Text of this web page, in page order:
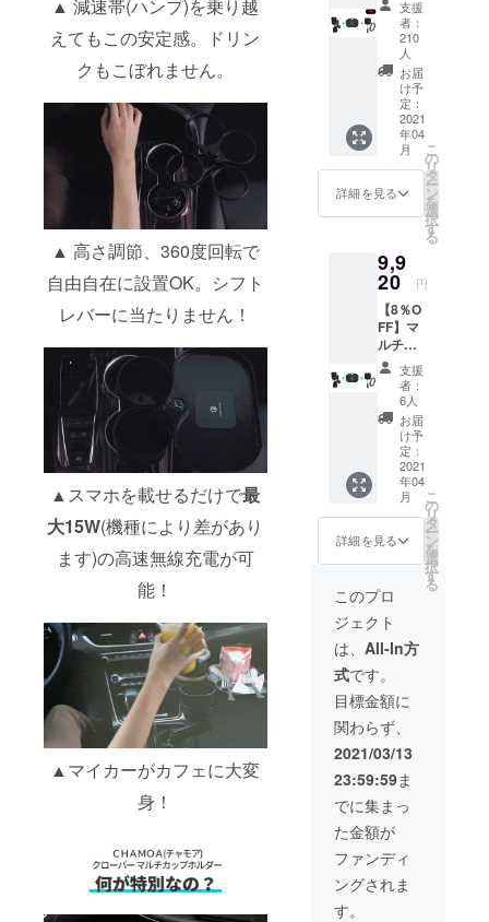
▲ 減速帯(ハンプ)を乗り越
えてもこの安定感。ドリン
クもこぼれません。
▲ 高さ調節、360度回転で
自由自在に設置OK。シフト
レバーに当たりません！
▲スマホを載せるだけで最
大15W(機種により差があり
ます)の高速無線充電が可
能！
▲マイカーがカフェに大変
身！
拒否な
ど、お
客様都
合によ
る再配
送の際
の配送
料はお
客様に
ご負担
きま
す。
8,480円
※本リ
ターン
にはワ
イヤレ
ス充電
パッド
が入っ
ていま
せん。
充電で
の誤入
力や長
期不
在、受
け取り
拒否な
ど、お
客様都
合によ
る再配
送の際
の配送
料はお
客様に
ご負担
きま
す。
ホル
ダー＋
テーブ
ル＋充
電パッ
ト内容
■FIX
BODY ■
カップ
ホル
トレイ4
個 ■
テーブ
ル1個 ■
高速ワ
イヤレ
ス充電
パッド
１個 ■C
タイプ
ケーブ
ル１個
・一般
販売予
定価
格：
10,800
定500個
★住所
力や長
期不
在、受
け取り
拒否な
ど、お
客様都
合によ
送の際
の配送
料はお
客様に
ご負担
いただ
きま
支援
者：
210
人
お届
け予
定：
2021
年04
月
詳細を見る
こ
の
リ
タ
ー
ン
を
選
択
す
る
9,9
20 円
【8％O
FF】マ
ルチ
カップ
ホル
ダー＋
テーブ
ル＋充
電パッ
ト内容
■FIX
BODY ■
カップ
ホル
ダーフ
レーム
■カップ
トレイ4
個 ■
テーブ
ル1個 ■
高速ワ
イヤレ
ス充電
パッド
１個 ■C
タイプ
ケーブ
ル１個
・一般
販売予
定価
格：
支援
者：
6人
お届
け予
定：
2021
年04
月
詳細を見る
こ
の
リ
タ
ー
ン
を
選
択
す
る
このプロ
ジェクト
は、 All-In方
式です。
目標金額に
関わらず、
2021/03/13
23:59:59ま
でに集まっ
た金額が
ファンディ
ングされま
す。